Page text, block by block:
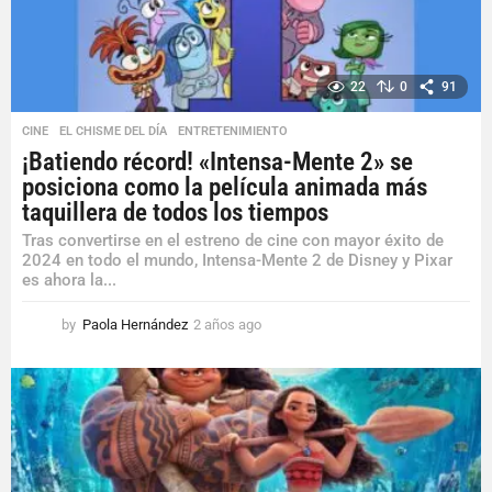
22 0 91
CINE ,EL CHISME DEL DÍA ,ENTRETENIMIENTO
¡Batiendo récord! «Intensa-Mente 2» se
posiciona como la película animada más
taquillera de todos los tiempos
Tras convertirse en el estreno de cine con mayor éxito de
2024 en todo el mundo, Intensa-Mente 2 de Disney y Pixar
es ahora la...
by Paola Hernández 2 años ago
ñ
o
s
a
g
o